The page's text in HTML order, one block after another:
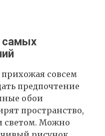
самых
совсем
предпочтение
обои
пространство,
светом. Можно